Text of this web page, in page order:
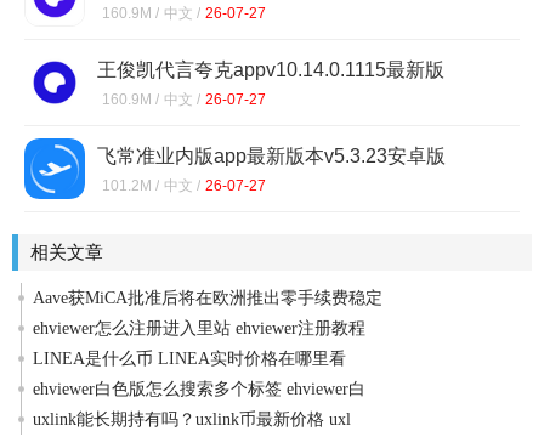
160.9M / 中文 / 26-07-27
王俊凯代言夸克appv10.14.0.1115最新版
160.9M / 中文 / 26-07-27
飞常准业内版app最新版本v5.3.23安卓版
101.2M / 中文 / 26-07-27
相关文章
Aave获MiCA批准后将在欧洲推出零手续费稳定
ehviewer怎么注册进入里站 ehviewer注册教程
LINEA是什么币 LINEA实时价格在哪里看
ehviewer白色版怎么搜索多个标签 ehviewer白
uxlink能长期持有吗？uxlink币最新价格 uxl